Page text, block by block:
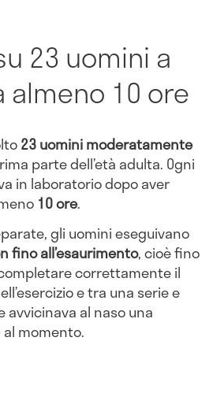
23 uomini a
10 ore
23 uomini moderatamente
parte dell’età adulta. Ogni
in laboratorio dopo aver
10 ore.
gli uomini eseguivano
fino all’esaurimento, cioè fino
correttamente il
e tra una serie e
avvicinava al naso una
momento.